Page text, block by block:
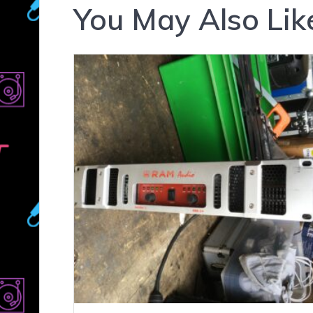
You May Also